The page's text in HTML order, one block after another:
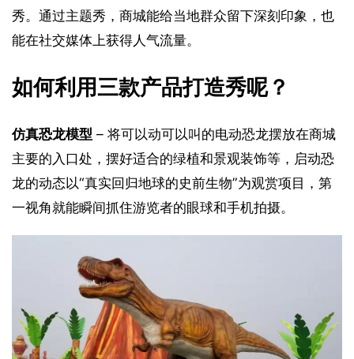
秀。通过主题秀，商城能给当地群众留下深刻印象，也
能在社交媒体上获得人气流量。
如何利用三款产品打造秀呢？
仿真恐龙模型 – 将可以动可以叫的电动恐龙摆放在商城
主要的入口处，摆好适合的绿植和景观装饰等，启动恐
龙的动态以“真实回归地球的史前生物”为观赏项目，第
一视角就能瞬间抓住游览者的眼球和手机拍摄。